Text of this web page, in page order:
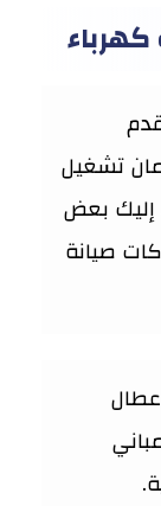
تشغيل
إليك بعض
صيانة